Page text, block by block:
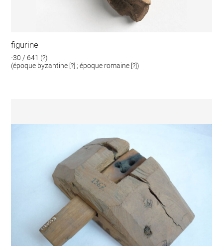
figurine
-30 / 641 (?)
(époque byzantine [?] ; époque romaine [?])